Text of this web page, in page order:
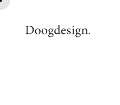
kiu_detail-03